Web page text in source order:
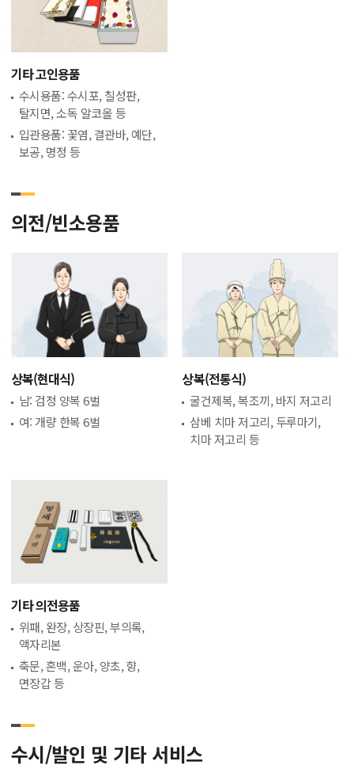
기타 고인용품
수시용품: 수시포, 칠성판,
탈지면, 소독 알코올 등
입관용품: 꽃염, 결관바, 예단,
보공, 명정 등
의전/빈소용품
상복(현대식)
남: 검정 양복 6벌
여: 개량 한복 6벌
상복(전통식)
굴건제복, 복조끼, 바지 저고리
삼베 치마 저고리, 두루마기,
치마 저고리 등
기타 의전용품
위패, 완장, 상장핀, 부의록,
액자리본
축문, 혼백, 운아, 양초, 향,
면장갑 등
수시/발인 및 기타 서비스